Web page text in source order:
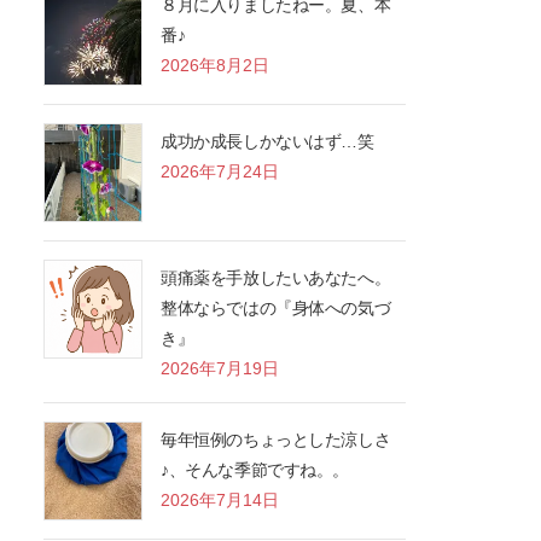
８月に入りましたねー。夏、本
番♪
2026年8月2日
成功か成長しかないはず…笑
2026年7月24日
頭痛薬を手放したいあなたへ。
整体ならではの『身体への気づ
き』
2026年7月19日
毎年恒例のちょっとした涼しさ
♪、そんな季節ですね。。
2026年7月14日